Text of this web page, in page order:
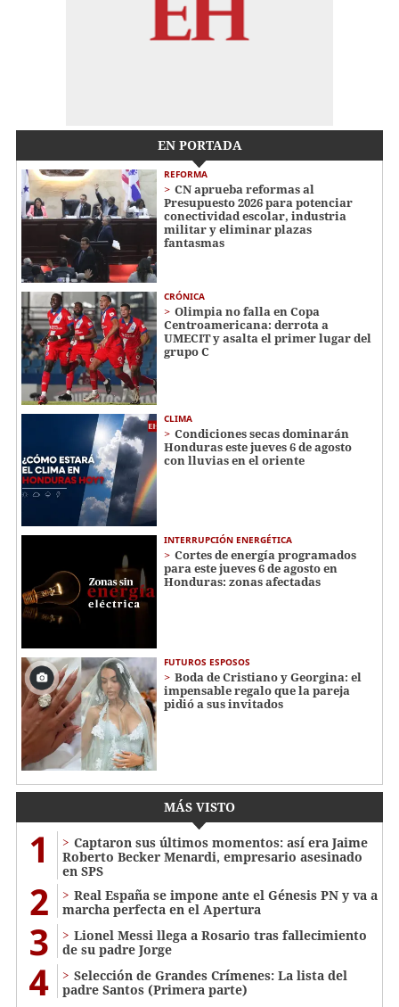
EN PORTADA
REFORMA
CN aprueba reformas al
Presupuesto 2026 para potenciar
conectividad escolar, industria
militar y eliminar plazas
fantasmas
CRÓNICA
Olimpia no falla en Copa
Centroamericana: derrota a
UMECIT y asalta el primer lugar del
grupo C
CLIMA
Condiciones secas dominarán
Honduras este jueves 6 de agosto
con lluvias en el oriente
INTERRUPCIÓN ENERGÉTICA
Cortes de energía programados
para este jueves 6 de agosto en
Honduras: zonas afectadas
FUTUROS ESPOSOS
Boda de Cristiano y Georgina: el
impensable regalo que la pareja
pidió a sus invitados
MÁS VISTO
1
Captaron sus últimos momentos: así era Jaime
Roberto Becker Menardi​​​, empresario asesinado
en SPS
2
Real España se impone ante el Génesis PN y va a
marcha perfecta en el Apertura
3
Lionel Messi llega a Rosario tras fallecimiento
de su padre Jorge
4
Selección de Grandes Crímenes: La lista del
padre Santos (Primera parte)